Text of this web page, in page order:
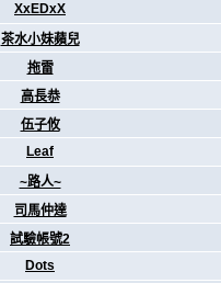
XxEDxX
茶水小妹蘋兒
拖雷
高長恭
伍子攸
Leaf
~路人~
司馬仲達
試驗帳號2
Dots